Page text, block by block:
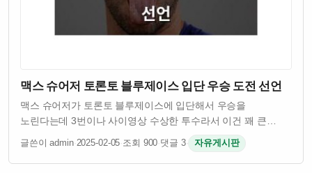
맥스 슈어저 토론토 블루제이스 입단 우승 도전 선언
맥스 슈어저가 토론토 블루제이스에 입단해서 우승을
노린다는데 3번이나 사이영상 수상한 투수라서 이건 꽤 큰
이슈임 그런데 슈어저 나이 41살인데도 불구하고 여전히
경기력이 괜찮은 걸로 알려져 있음 토론토 입장에서는 유명
투수를 영입해서 팀 전력을 보강하려는 의도인 듯 …
글쓴이 admin·2025-02-05·조회 900·댓글 3· 자유게시판